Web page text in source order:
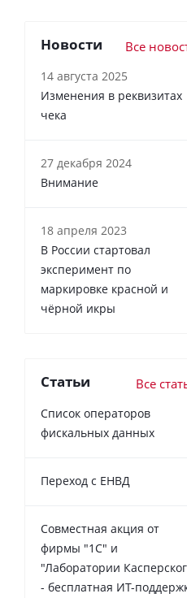
Новости Все
14 августа 2025
Изменения в реквизитах
чека
27 декабря 2024
Внимание
18 апреля 2023
В России cтартовал
эксперимент по
маркировке красной и
чёрной икры
Статьи Все
Список операторов
фискальных данных
Переход с ЕНВД
Совместная акция от
фирмы "1С" и
"Лаборатории
- бесплатная ИТ-